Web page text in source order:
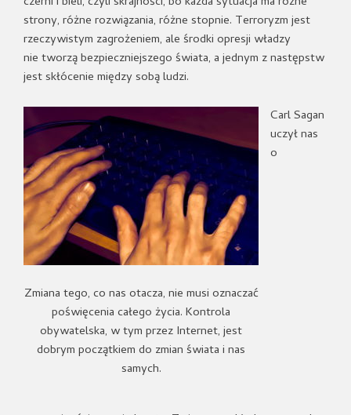
strony, różne rozwiązania, różne stopnie. Terroryzm jest
rzeczywistym zagrożeniem, ale środki opresji władzy
nie tworzą bezpieczniejszego świata, a jednym z następstw
jest skłócenie między sobą ludzi.
Zmiana tego, co nas otacza, nie musi oznaczać
poświęcenia całego życia. Kontrola
obywatelska, w tym przez Internet, jest
dobrym początkiem do zmian świata i nas
samych.
Carl Sagan
uczył nas
o